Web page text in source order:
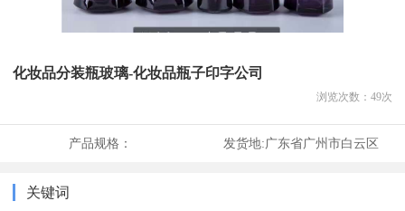
化妆品分装瓶玻璃-化妆品瓶子印字公司
浏览次数： 49次
产品规格： 发货地:广东省广州市白云区
关键词